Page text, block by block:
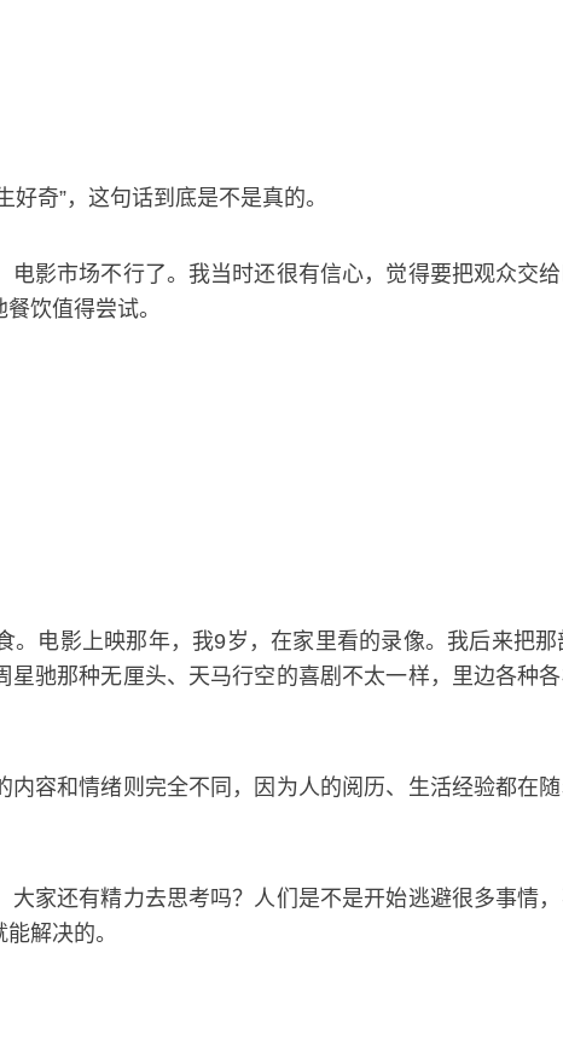
奇”，这句话到底是不是真的。
影市场不行了。我当时还很有信心，觉得要把观众交
饮值得尝试。
。电影上映那年，我9岁，在家里看的录像。我后来把
驰那种无厘头、天马行空的喜剧不太一样，里边各种
容和情绪则完全不同，因为人的阅历、生活经验都在
家还有精力去思考吗？人们是不是开始逃避很多事情
解决的。